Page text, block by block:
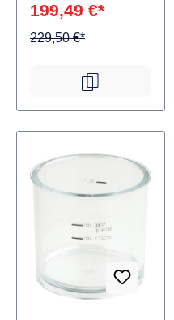
199,49 €*
229,50 €*